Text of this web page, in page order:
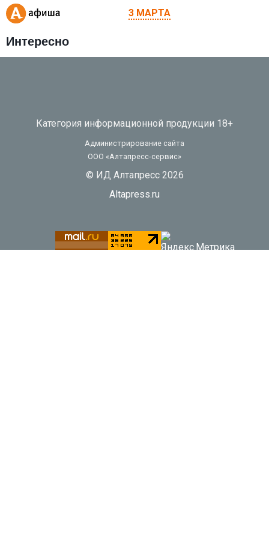
3 МАРТА
Интересно
Категория информационной продукции 18+
Администрирование сайта
ООО «Алтапресс-сервис»
© ИД Алтапресс 2026
Altapress.ru